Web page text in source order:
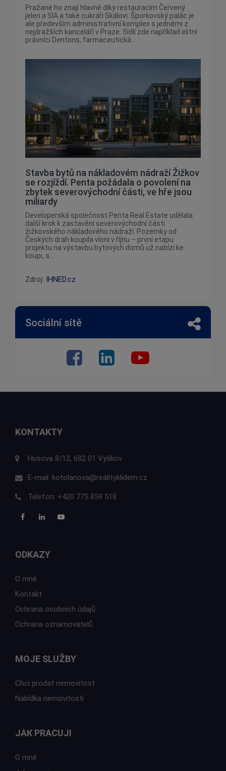
Pražané ho znají hlavně díky restauracím Červený
jelen a SIA a také cukráři Skálovi. Šporkovský palác je
ale především administrativní komplex s jedněmi z
nejdražších kanceláří v Praze. Sídlí zde například elitní
právníci Dentons, farmaceutická...
Stavba bytů na nákladovém nádraží Žižkov
se rozjíždí. Penta požádala o povolení na
zbytek severovýchodní části, ve hře jsou
miliardy
Developerská společnost Penta Real Estate udělala
další krok k zastavění severovýchodní části
žižkovského nákladového nádraží. Pozemky od
Českých drah koupila vloni v říjnu – první etapu
projektu na výstavbu bytových domů už nabízí ke
koupi, s...
Zdroj: IHNED.cz
Sociální sítě
KONTAKTY
Husova 8/12, 682 01 Vyškov
E-mail: kotolanova@realityklidem.cz
Telefon: +420 775 859 518
ODKAZY
O mně
Kontakt
Ochrana osobních údajů
Ochrana oznamovatelů
MOJE SLUŽBY
Chci prodat nemovitost
Nabídka nemovitostí
JAK PRACUJI
O mně